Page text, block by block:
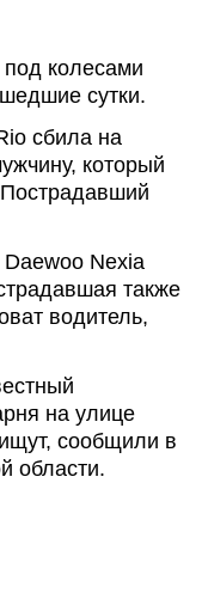
колесами
сутки.
сбила на
который
Nexia
также
водитель,
на улице
сообщили в
области.